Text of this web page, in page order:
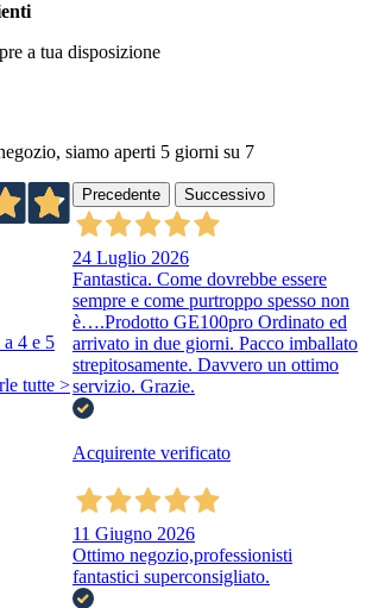
a tua disposizione
siamo aperti 5 giorni su 7
4 e 5
tutte >
Precedente Successivo
24 Luglio 2026
Fantastica. Come dovrebbe essere
sempre e come purtroppo spesso non
è….Prodotto GE100pro Ordinato ed
arrivato in due giorni. Pacco imballato
strepitosamente. Davvero un ottimo
servizio. Grazie.
Acquirente verificato
11 Giugno 2026
Ottimo negozio,professionisti
fantastici superconsigliato.